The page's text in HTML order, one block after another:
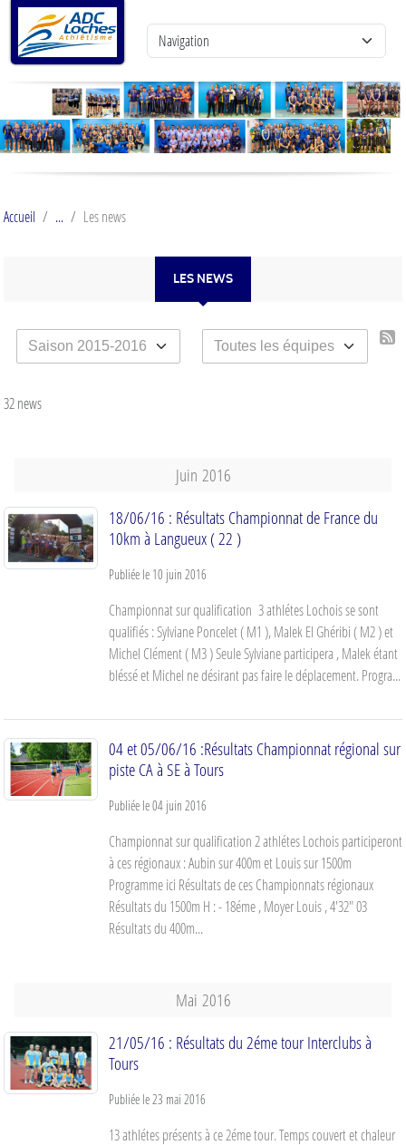
Accueil Les news
LES NEWS
32 news
Juin 2016
18/06/16 : Résultats Championnat de France du
10km à Langueux ( 22 )
Publiée le 10 juin 2016
Championnat sur qualification 3 athlétes Lochois se sont
qualifiés : Sylviane Poncelet ( M1 ), Malek El Ghéribi ( M2 ) et
Michel Clément ( M3 ) Seule Sylviane participera , Malek étant
bléssé et Michel ne désirant pas faire le déplacement. Progra...
04 et 05/06/16 :Résultats Championnat régional sur
piste CA à SE à Tours
Publiée le04 juin 2016
Championnat sur qualification 2 athlétes Lochois participeront
à ces régionaux : Aubin sur 400m et Louis sur 1500m
Programme ici Résultats de ces Championnats régionaux
Résultats du 1500m H : - 18éme , Moyer Louis , 4'32" 03
Résultats du 400m...
Mai 2016
21/05/16 : Résultats du 2éme tour Interclubs à
Tours
Publiée le 23 mai 2016
13 athlétes présents à ce 2éme tour. Temps couvert et chaleur
Panneau de gestion des cookies